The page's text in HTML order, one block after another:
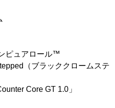
ピュアロール™
（ブラッククロームステ
Core GT 1.0」